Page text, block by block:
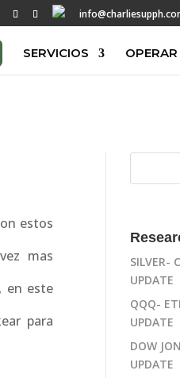
SERVICIOS
estos
mas
en este
para
SILVER-
UPDATE
QQQ-
UPDATE
DOW
UPDATE